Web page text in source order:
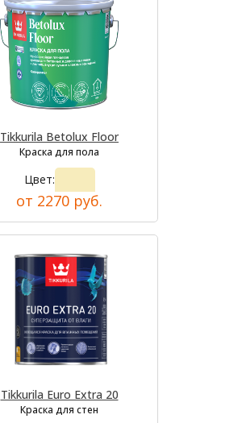
Tikkurila Betolux Floor
Краска для пола
Цвет:
от 2270 руб.
Tikkurila Euro Extra 20
Краска для стен